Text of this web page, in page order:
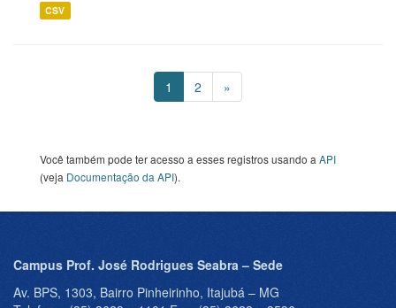
CSV
1 2 »
Você também pode ter acesso a esses registros usando a API
(veja Documentação da API).
Campus Prof. José Rodrigues Seabra – Sede
Av. BPS, 1303, Bairro Pinheirinho, Itajubá – MG